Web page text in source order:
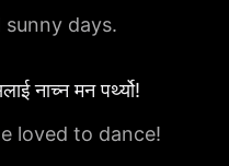
sunny days.
नाच्न मन पर्थ्यो!
loved to dance!